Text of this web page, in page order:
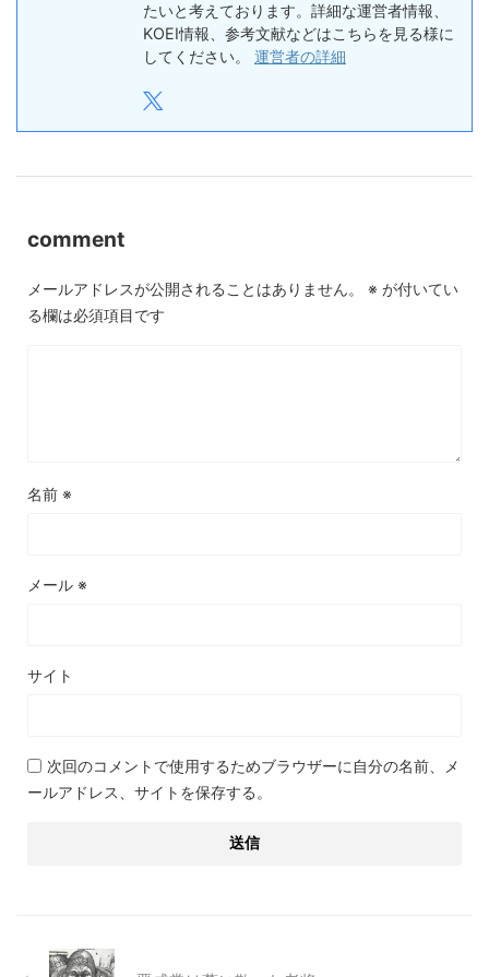
たいと考えております。詳細な運営者情報、
KOEI情報、参考文献などはこちらを見る様に
してください。 運営者の詳細
comment
メールアドレスが公開されることはありません。 ※ が付いてい
る欄は必須項目です
名前 ※
メール ※
サイト
次回のコメントで使用するためブラウザーに自分の名前、メ
ールアドレス、サイトを保存する。